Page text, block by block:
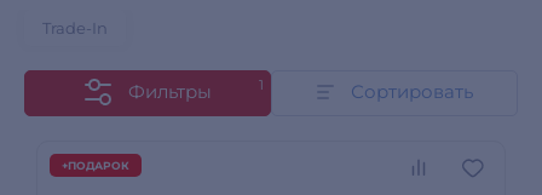
Trade-In
Фильтры 1 Сортировать
+ПОДАРОК